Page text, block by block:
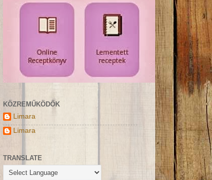
KÖZREMŰKÖDŐK
Limara
Limara
TRANSLATE